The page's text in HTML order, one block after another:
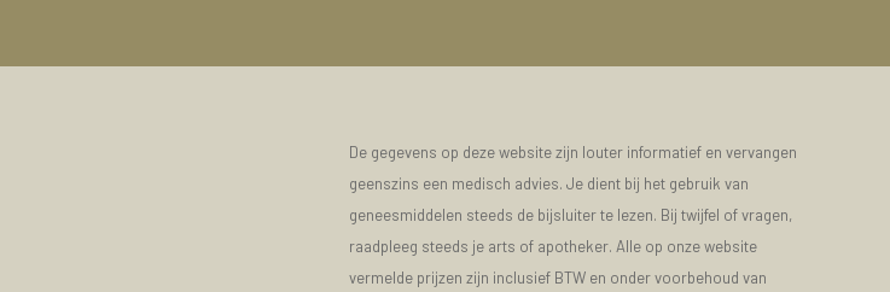
De gegevens op deze website zijn louter informatief en vervangen
geenszins een medisch advies. Je dient bij het gebruik van
geneesmiddelen steeds de bijsluiter te lezen. Bij twijfel of vragen,
raadpleeg steeds je arts of apotheker. Alle op onze website
vermelde prijzen zijn inclusief BTW en onder voorbehoud van